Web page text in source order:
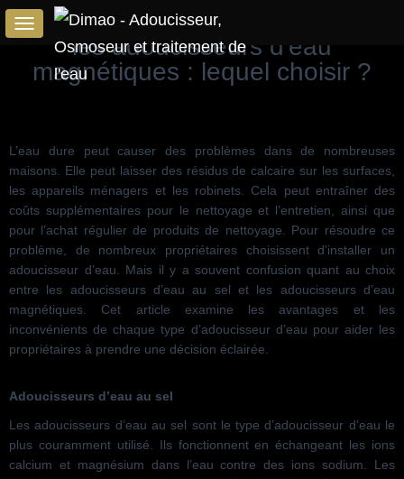
T
A
V
I
G
A
T
O
N
Les adoucisseurs d'eau au sel vs
les adoucisseurs d'eau
magnétiques : lequel choisir ?
L’eau dure peut causer des problèmes dans de nombreuses
maisons. Elle peut laisser des résidus de calcaire sur les surfaces,
les appareils ménagers et les robinets. Cela peut entraîner des
coûts supplémentaires pour le nettoyage et l’entretien, ainsi que
pour l’achat régulier de produits de nettoyage. Pour résoudre ce
problème, de nombreux propriétaires choisissent d’installer un
adoucisseur d’eau. Mais il y a souvent confusion quant au choix
entre les adoucisseurs d’eau au sel et les adoucisseurs d’eau
magnétiques. Cet article examine les avantages et les
inconvénients de chaque type d’adoucisseur d’eau pour aider les
propriétaires à prendre une décision éclairée.
Adoucisseurs d’eau au sel
Les adoucisseurs d’eau au sel sont le type d’adoucisseur d’eau le
plus couramment utilisé. Ils fonctionnent en échangeant les ions
calcium et magnésium dans l’eau contre des ions sodium. Les